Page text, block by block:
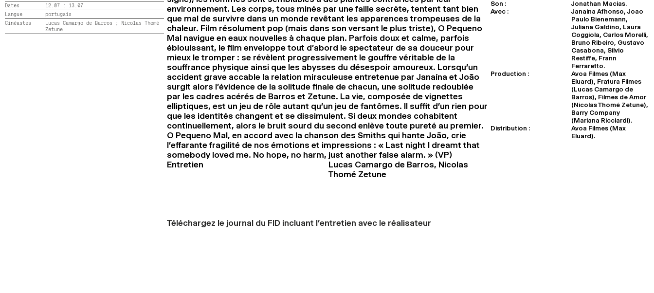
Dates
12.07 ; 13.07
Langue
portugais
Cinéastes
Lucas Camargo de Barros ; Nicolas Thomé
Zetune
environnement. Les corps, tous minés par une faille secrète, tentent tant bien
que mal de survivre dans un monde revêtant les apparences trompeuses de la
chaleur. Film résolument pop (mais dans son versant le plus triste), O Pequeno
Mal navigue en eaux nouvelles à chaque plan. Parfois doux et calme, parfois
éblouissant, le film enveloppe tout d’abord le spectateur de sa douceur pour
mieux le tromper : se révèlent progressivement le gouffre véritable de la
souffrance physique ainsi que les abysses du désespoir amoureux. Lorsqu’un
accident grave accable la relation miraculeuse entretenue par Janaína et João
surgit alors l’évidence de la solitude finale de chacun, une solitude redoublée
par les cadres acérés de Barros et Zetune. La vie, composée de vignettes
elliptiques, est un jeu de rôle autant qu’un jeu de fantômes. Il suffit d’un rien pour
que les identités changent et se dissimulent. Si deux mondes cohabitent
continuellement, alors le bruit sourd du second enlève toute pureté au premier.
O Pequeno Mal, en accord avec la chanson des Smiths qui hante João, crie
l’effarante fragilité de nos émotions et impressions : « Last night I dreamt that
somebody loved me. No hope, no harm, just another false alarm. » (VP)
Entretien
Lucas Camargo de Barros, Nicolas
Thomé Zetune
Téléchargez le journal du FID incluant l’entretien avec le réalisateur
Son :
Jonathan Macias.
Avec :
Janaina Afhonso, Joao
Paulo Bienemann,
Juliana Galdino, Laura
Coggiola, Carlos Morelli,
Bruno Ribeiro, Gustavo
Casabona, Silvio
Restiffe, Frann
Ferraretto.
Production :
Avoa Filmes (Max
Eluard), Fratura Filmes
(Lucas Camargo de
Barros), Filmes de Amor
(Nicolas Thomé Zetune),
Barry Company
(Mariana Ricciardi).
Distribution :
Avoa Filmes (Max
Eluard).